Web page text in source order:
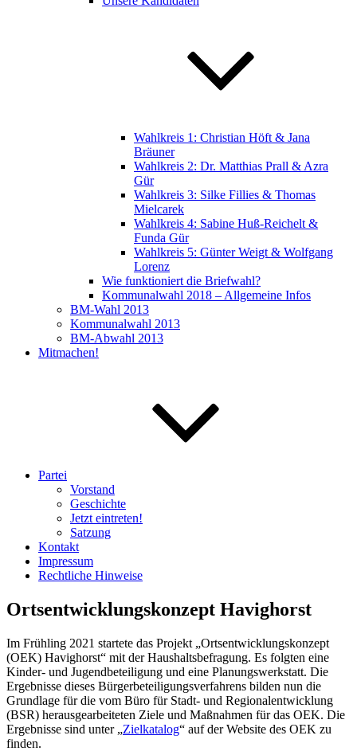
Wahlkreis 1: Christian Höft & Jana
Bräuner
Wahlkreis 2: Dr. Matthias Prall & Azra
Gür
Wahlkreis 3: Silke Fillies & Thomas
Mielcarek
Wahlkreis 4: Sabine Huß-Reichelt &
Funda Gür
Wahlkreis 5: Günter Weigt & Wolfgang
Lorenz
Wie funktioniert die Briefwahl?
Kommunalwahl 2018 – Allgemeine Infos
BM-Wahl 2013
Kommunalwahl 2013
BM-Abwahl 2013
Mitmachen!
Partei
Vorstand
Geschichte
Jetzt eintreten!
Satzung
Kontakt
Impressum
Rechtliche Hinweise
Ortsentwicklungskonzept Havighorst
Im Frühling 2021 startete das Projekt „Ortsentwicklungskonzept
(OEK) Havighorst“ mit der Haushaltsbefragung. Es folgten eine
Kinder- und Jugendbeteiligung und eine Planungswerkstatt. Die
Ergebnisse dieses Bürgerbeteiligungsverfahrens bilden nun die
Grundlage für die vom Büro für Stadt- und Regionalentwicklung
(BSR) herausgearbeiteten Ziele und Maßnahmen für das OEK. Die
Ergebnisse sind unter „Zielkatalog“ auf der Website des OEK zu
finden.